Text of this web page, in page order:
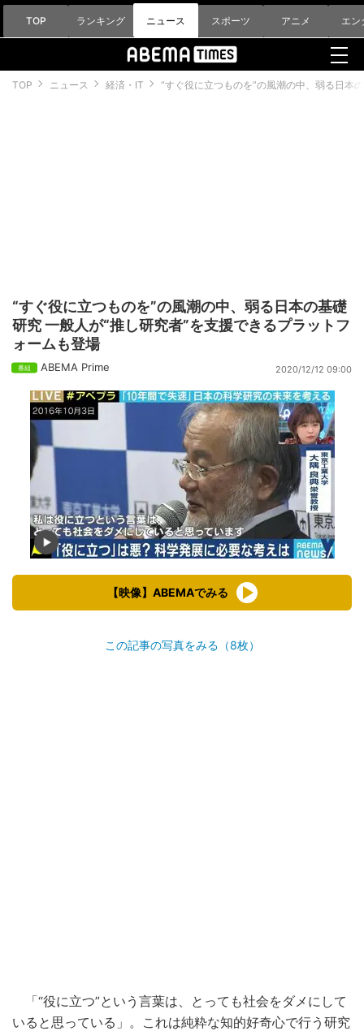
TOP ランキング ニュース スポーツ アニメ エン
TOP ニュース 経済・IT “すぐ役に立つものを”の風潮の中、弱る日本
“すぐ役に立つものを”の風潮の中、弱る日本の基礎
研究 一般人が“推し研究者”を支援できるプラットフ
ォームも登場
ABEMA Prime 2020/12/12 09:00
【映像】ABEMAでみる
この記事の写真をみる（8枚）
「“役に立つ”という言葉は、とっても社会をダメにして
いると思っている」。これは純粋な知的好奇心で行う研究